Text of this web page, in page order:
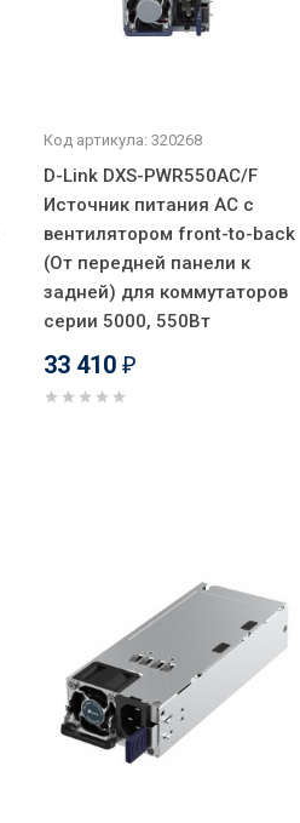
Код артикула: 320268
D-Link DXS-PWR550AC/F
Источник питания AC с
вентилятором front-to-back
(От передней панели к
задней) для коммутаторов
серии 5000, 550Вт
33 410 ₽